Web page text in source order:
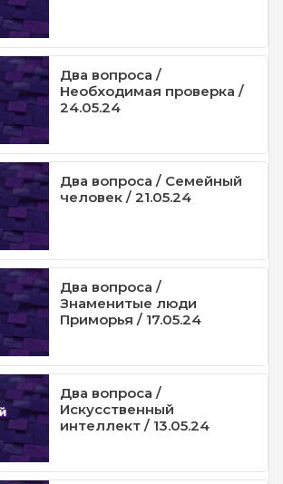
Два вопроса /
Необходимая проверка /
24.05.24
Два вопроса / Семейный
человек / 21.05.24
Два вопроса /
Знаменитые люди
Приморья / 17.05.24
Два вопроса /
Искусственный
интеллект / 13.05.24